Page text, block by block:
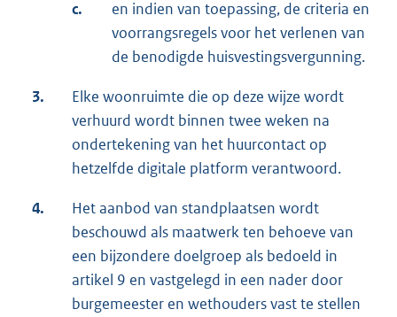
c.
en indien van toepassing, de criteria en
voorrangsregels voor het verlenen van
de benodigde huisvestingsvergunning.
3.
Elke woonruimte die op deze wijze wordt
verhuurd wordt binnen twee weken na
ondertekening van het huurcontact op
hetzelfde digitale platform verantwoord.
4.
Het aanbod van standplaatsen wordt
beschouwd als maatwerk ten behoeve van
een bijzondere doelgroep als bedoeld in
artikel 9 en vastgelegd in een nader door
burgemeester en wethouders vast te stellen